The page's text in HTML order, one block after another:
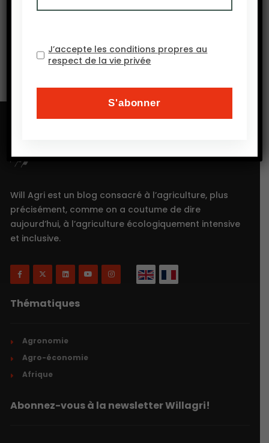
SUIVANT
Will Agri est un blog consacré à l’agriculture, plus
précisément, comme on a coutume de dire
aujourd’hui, à l’agriculture écologiquement intensive
et inclusive.
Thématiques
Agronomie
Agro-économie
Afrique
Abonnez-vous à la newsletter Willagri!
J’accepte les conditions propres au
respect de la vie privée